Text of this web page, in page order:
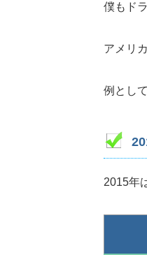
僕もド
アメリ
例とし
2015年